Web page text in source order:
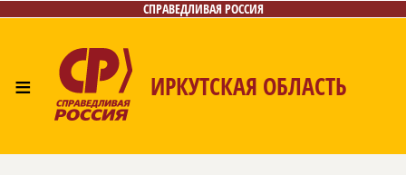
СПРАВЕДЛИВАЯ РОССИЯ
≡ ИРКУТСКАЯ ОБЛАСТЬ